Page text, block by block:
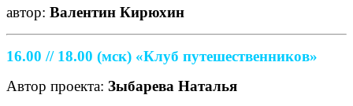
автор: Валентин Кирюхин
16.00 // 18.00 (мск) «Клуб путешественников»
Автор проекта: Зыбарева Наталья